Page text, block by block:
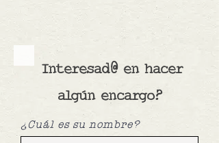
Interesad@ en hacer
algún encargo?
¿Cuál es su nombre?